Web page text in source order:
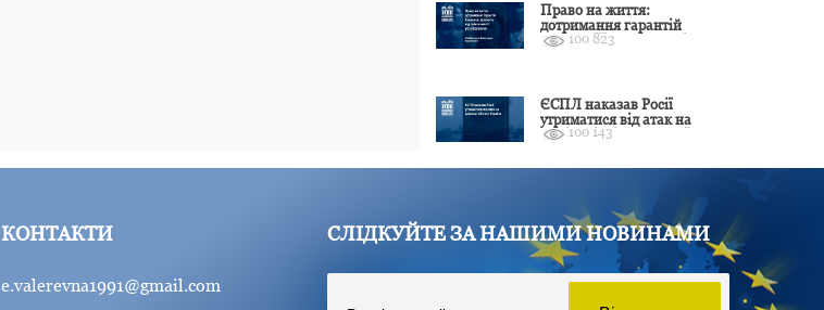
Право на життя:
дотримання гарантій
Конвенції залежить від
100 823
ЄСПЛ наказав Росії
утриматися від атак на
цивільні об’єкти України
100 143
КОНТАКТИ
e.valerevna1991@gmail.com
СЛІДКУЙТЕ ЗА НАШИМИ НОВИНАМИ